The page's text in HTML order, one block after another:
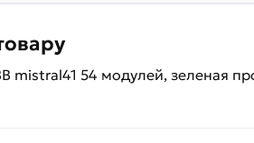
mistral41 54 модулей, зеленая